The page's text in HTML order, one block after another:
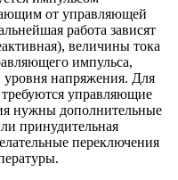
от управляющей
работа зависят
величины тока
импульса,
напряжения. Для
управляющие
нужны дополнительные
принудительная
переключения